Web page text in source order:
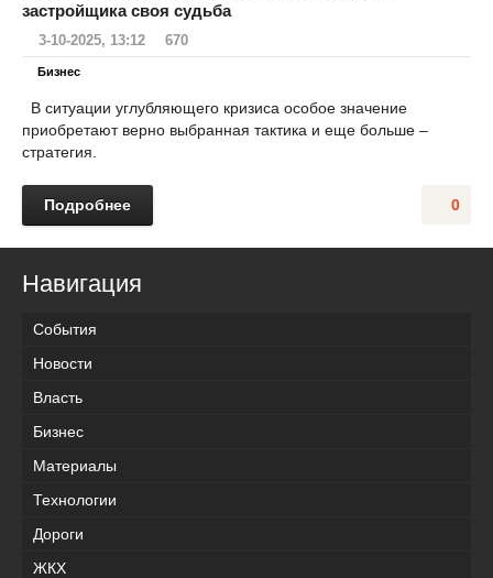
застройщика своя судьба
3-10-2025, 13:12 670
Бизнес
В ситуации углубляющего кризиса особое значение
приобретают верно выбранная тактика и еще больше –
стратегия.
0
Подробнее
Навигация
События
Новости
Власть
Бизнес
Материалы
Технологии
Дороги
ЖКХ